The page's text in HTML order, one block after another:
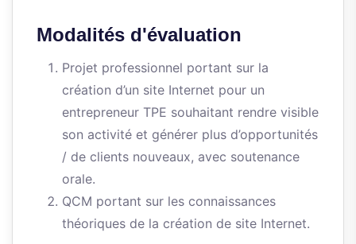
Modalités d'évaluation
Projet professionnel portant sur la
création d’un site Internet pour un
entrepreneur TPE souhaitant rendre visible
son activité et générer plus d’opportunités
/ de clients nouveaux, avec soutenance
orale.
QCM portant sur les connaissances
théoriques de la création de site Internet.